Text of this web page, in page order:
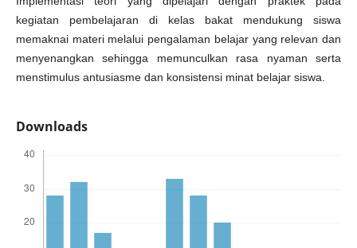
kegiatan pembelajaran di kelas bakat mendukung siswa
memaknai materi melalui pengalaman belajar yang relevan dan
menyenangkan sehingga memunculkan rasa nyaman serta
menstimulus antusiasme dan konsistensi minat belajar siswa.
Downloads